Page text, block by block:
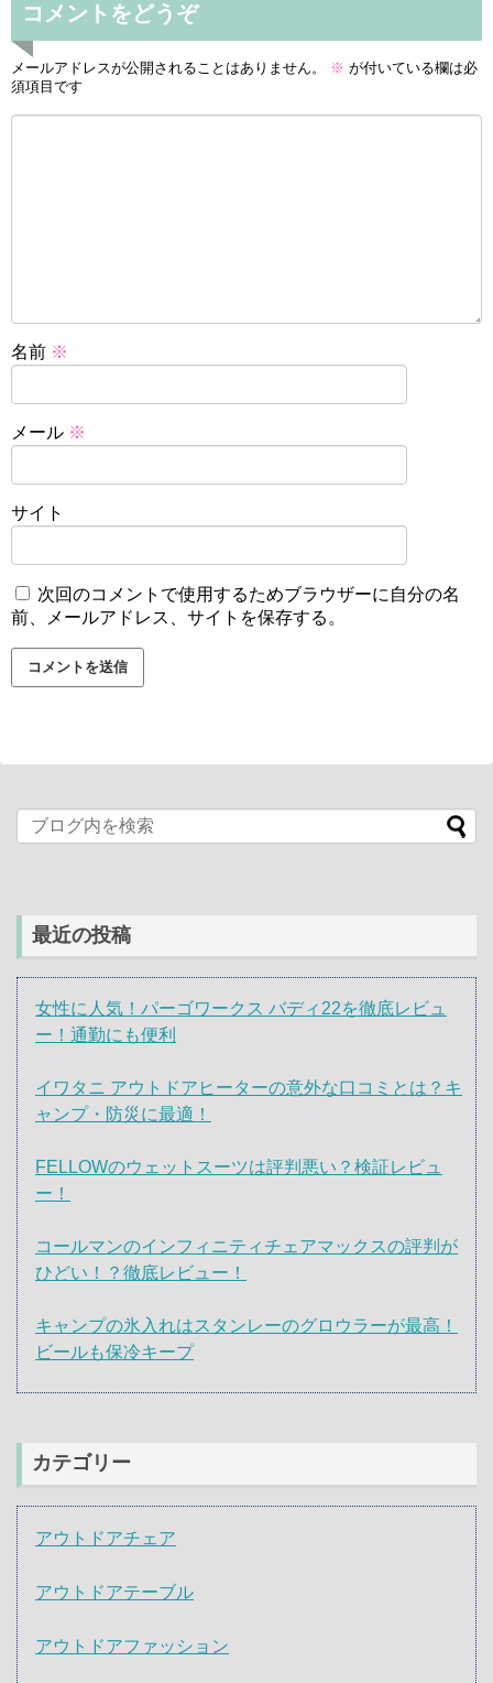
コメントをどうぞ
メールアドレスが公開されることはありません。 ※ が付いている欄は必
須項目です
名前 ※
メール ※
サイト
次回のコメントで使用するためブラウザーに自分の名
前、メールアドレス、サイトを保存する。
最近の投稿
女性に人気！パーゴワークス バディ22を徹底レビュ
ー！通勤にも便利
イワタニ アウトドアヒーターの意外な口コミとは？キ
ャンプ・防災に最適！
FELLOWのウェットスーツは評判悪い？検証レビュ
ー！
コールマンのインフィニティチェアマックスの評判が
ひどい！？徹底レビュー！
キャンプの氷入れはスタンレーのグロウラーが最高！
ビールも保冷キープ
カテゴリー
アウトドアチェア
アウトドアテーブル
アウトドアファッション